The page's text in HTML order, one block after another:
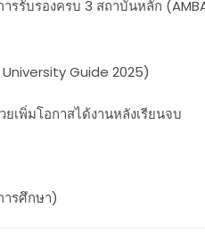
รรับรองครบ 3 สถาบันหลัก
Guide 2025)
พิ่มโอกาสได้งานหลังเรียนจบ
ารศึกษา)